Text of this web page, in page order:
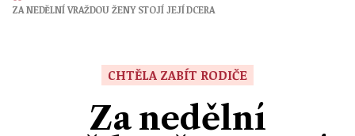
ZA NEDĚLNÍ VRAŽDOU ŽENY STOJÍ JEJÍ DCERA
CHTĚLA ZABÍT RODIČE
Za nedělní